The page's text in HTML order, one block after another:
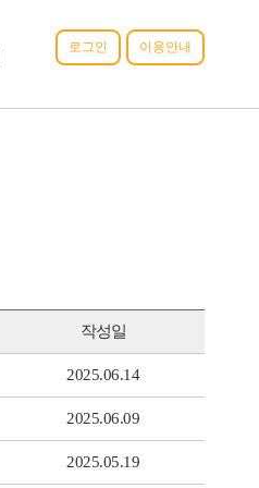
이용안내
로그인
작성일
2025.06.14
2025.06.09
2025.05.19